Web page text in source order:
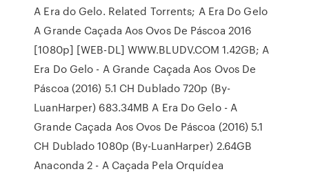
A Era do Gelo. Related Torrents; A Era Do Gelo
A Grande Caçada Aos Ovos De Páscoa 2016
[1080p] [WEB-DL] WWW.BLUDV.COM 1.42GB; A
Era Do Gelo - A Grande Caçada Aos Ovos De
Páscoa (2016) 5.1 CH Dublado 720p (By-
LuanHarper) 683.34MB A Era Do Gelo - A
Grande Caçada Aos Ovos De Páscoa (2016) 5.1
CH Dublado 1080p (By-LuanHarper) 2.64GB
Anaconda 2 - A Caçada Pela Orquídea